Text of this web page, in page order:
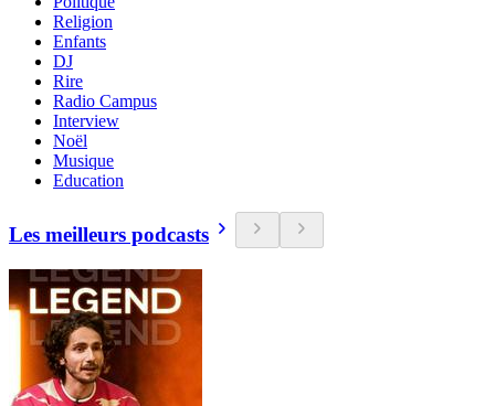
Religion
Enfants
DJ
Rire
Radio Campus
Interview
Noël
Musique
Education
Les meilleurs podcasts